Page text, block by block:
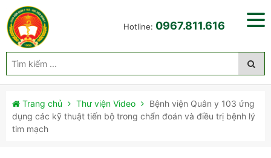
Hotline: 0967.811.616
Trang chủ Thư viện Video
Bệnh viện Quân y 103 ứng
dụng các kỹ thuật tiến bộ trong chẩn đoán và điều trị bệnh lý
tim mạch